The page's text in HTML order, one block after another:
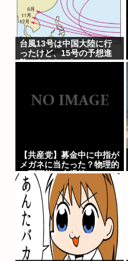
台風13号は中国大陸に行
ったけど、15号の予想進
路…なんだこれ？ [8/8]
【共産党】募金中に中指が
メガネに当たった？物理的
に不可能と大爆笑